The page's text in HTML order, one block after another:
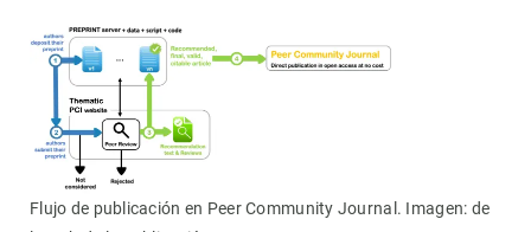
Flujo de publicación en Peer Community Journal. Imagen: de